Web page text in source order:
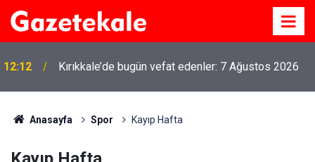
12:12 Kırıkkale’de bugün vefat edenler: 7 Ağustos 2026
Anasayfa Spor Kayıp Hafta